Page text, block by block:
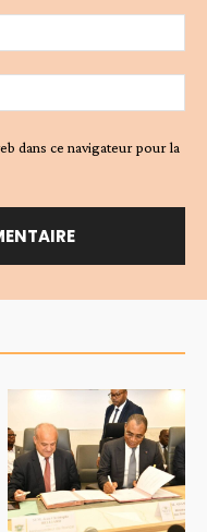
:*
:
dans ce navigateur pour la